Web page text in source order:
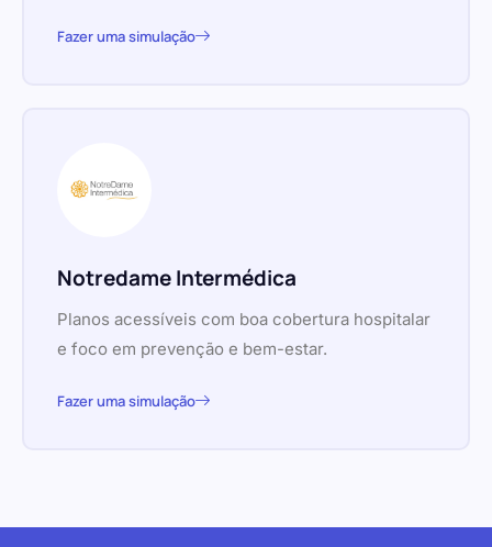
Fazer uma simulação
Notredame Intermédica
Planos acessíveis com boa cobertura hospitalar
e foco em prevenção e bem-estar.
Fazer uma simulação